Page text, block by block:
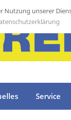
Service
unserer